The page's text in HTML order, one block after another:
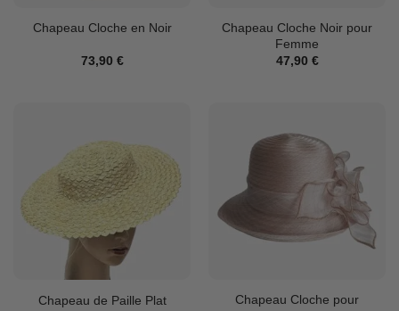
Chapeau Cloche en Noir
73,90 €
Chapeau Cloche Noir pour
Femme
47,90 €
Chapeau de Paille Plat
Chapeau Cloche pour